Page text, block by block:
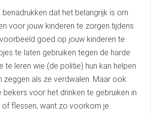
benadrukken dat het belangrijk is om
voor jouw kinderen te zorgen tijdens
goed op jouw kinderen te
te laten gebruiken tegen de harde
te leren wie (de politie) hun kan helpen
zeggen als ze verdwalen. Maar ook
bekers voor het drinken te gebruiken in
of flessen, want zo voorkom je